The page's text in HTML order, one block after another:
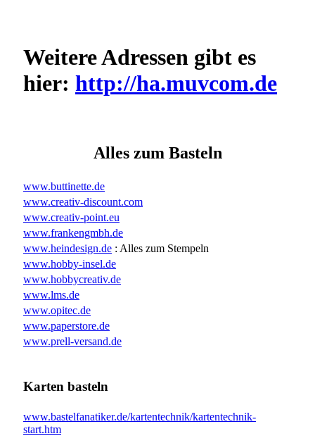
Weitere Adressen gibt es
hier: http://ha.muvcom.de
Alles zum Basteln
www.buttinette.de
www.creativ-discount.com
www.creativ-point.eu
www.frankengmbh.de
www.heindesign.de : Alles zum Stempeln
www.hobby-insel.de
www.hobbycreativ.de
www.lms.de
www.opitec.de
www.paperstore.de
www.prell-versand.de
Karten basteln
www.bastelfanatiker.de/kartentechnik/kartentechnik-
start.htm